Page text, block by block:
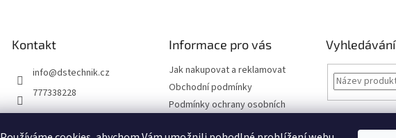
Kontakt
info@dstechnik.cz
777338228
Informace pro vás
Jak nakupovat a reklamovat
Obchodní podmínky
Podmínky ochrany osobních
Kontakty
Vyhledávání